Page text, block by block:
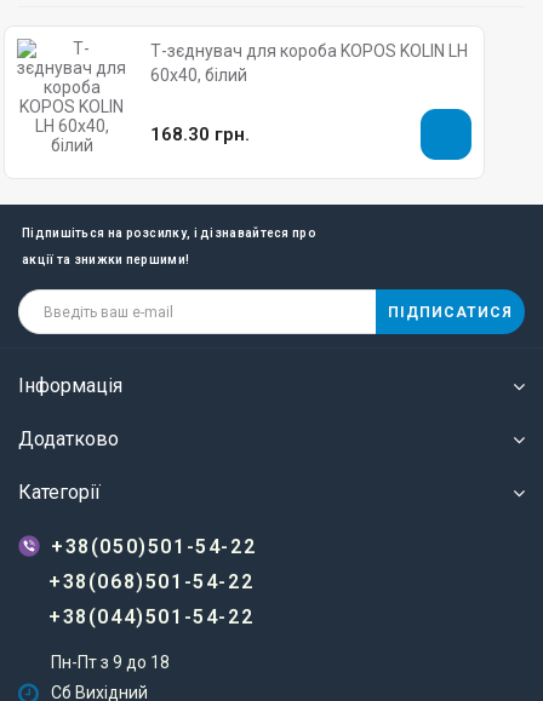
Т-зєднувач для короба KOPOS KOLIN LH
60х40, білий
168.30 грн.
Підпишіться на розсилку, і дізнавайтеся про
акції та знижки першими!
ПІДПИСАТИСЯ
Інформація
Додатково
Категорії
+38(050)501-54-22
+38(068)501-54-22
+38(044)501-54-22
Пн-Пт з 9 до 18
Сб Вихідний